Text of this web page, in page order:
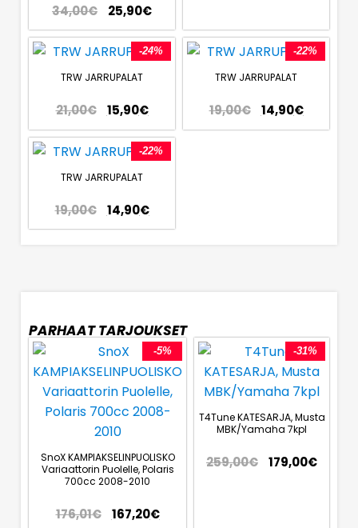
34,00€ 25,90€
-24%
TRW JARRUPALAT
21,00€ 15,90€
-22%
TRW JARRUPALAT
19,00€ 14,90€
-22%
TRW JARRUPALAT
19,00€ 14,90€
PARHAAT TARJOUKSET
-5%
SnoX KAMPIAKSELINPUOLISKO
Variaattorin Puolelle, Polaris
700cc 2008-2010
176,01€ 167,20€
-31%
T4Tune KATESARJA, Musta
MBK/Yamaha 7kpl
259,00€ 179,00€